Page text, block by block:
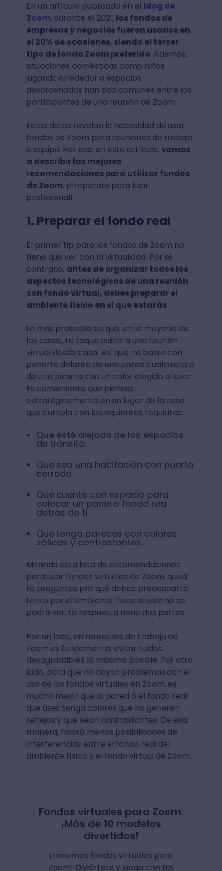
En un artículo publicado en el blog de
Zoom, durante el 2021, los fondos de
empresas y negocios fueron usados en
el 20% de ocasiones, siendo el tercer
tipo de fondo Zoom preferido. Además,
situaciones domésticas como niños
jugando alrededor o espacios
desordenados han sido comunes entre los
participantes de una reunión de Zoom.
Estos datos revelan la necesidad de usar
fondos de Zoom para reuniones de trabajo
o equipo. Por eso, en este artículo, vamos
a describir las mejores
recomendaciones para utilizar fondos
de Zoom. ¡Prepárate para lucir
profesional!
1. Preparar el fondo real
El primer tip para los fondos de Zoom no
tiene que ver con la virtualidad. Por el
contrario, antes de organizar todos los
aspectos tecnológicos de una reunión
con fondo virtual, debes preparar el
ambiente físico en el que estarás.
Lo más probable es que, en la mayoría de
los casos, te toque asistir a una reunión
virtual desde casa. Así que no basta con
ponerte delante de una pared cualquiera o
de una pizarra con un color elegido al azar.
Es conveniente que pienses
estratégicamente en un lugar de la casa
que cumpla con los siguientes requisitos:
Que esté alejado de los espacios
de tránsito.
Que sea una habitación con puerta
cerrada.
Que cuente con espacio para
colocar un panel o fondo real
detrás de ti.
Que tenga paredes con colores
sólidos y contrastantes.
Mirando esta lista de recomendaciones
para usar fondos virtuales de Zoom, quizá
te preguntes por qué debes preocuparte
tanto por el ambiente físico si este no se
podrá ver. La respuesta tiene dos partes.
Por un lado, en reuniones de trabajo de
Zoom es fundamental evitar ruidos
desagradables lo máximo posible. Por otro
lado, para que no hayan problemas con el
uso de los fondos virtuales en Zoom, es
mucho mejor que la pared o el fondo real
que uses tenga colores que no generen
reflejos y que sean contrastantes. De esa
manera, habrá menos posibilidades de
interferencias entre el fondo real del
ambiente físico y el fondo virtual de Zoom.
Fondos virtuales para Zoom:
¡Más de 10 modelos
divertidos!
¡Tenemos fondos virtuales para
Zoom! Diviértete y juega con tus